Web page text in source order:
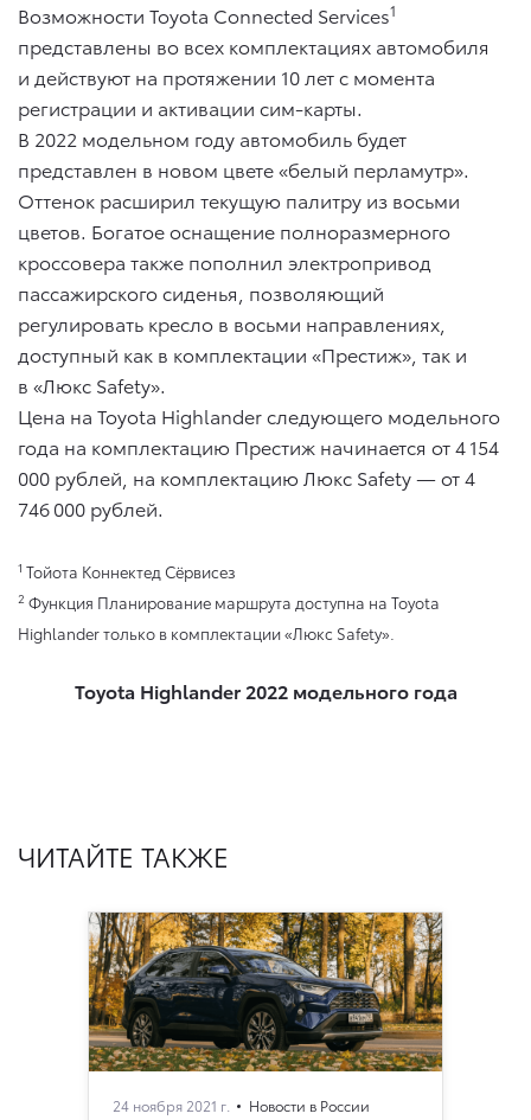
Возможности Toyota Connected Services1
представлены во всех комплектациях автомобиля
и действуют на протяжении 10 лет с момента
регистрации и активации сим-карты.
В 2022 модельном году автомобиль будет
представлен в новом цвете «белый перламутр».
Оттенок расширил текущую палитру из восьми
цветов. Богатое оснащение полноразмерного
кроссовера также пополнил электропривод
пассажирского сиденья, позволяющий
регулировать кресло в восьми направлениях,
доступный как в комплектации «Престиж», так и
в «Люкс Safety».
Цена на Toyota Highlander следующего модельного
года на комплектацию Престиж начинается от 4 154
000 рублей, на комплектацию Люкс Safety — от 4
746 000 рублей.
1 Тойота Коннектед Сёрвисез
2 Функция Планирование маршрута доступна на Toyota
Highlander только в комплектации «Люкс Safety».
Toyota Highlander 2022 модельного года
ЧИТАЙТЕ ТАКЖЕ
24 ноября 2021 г. Новости в России